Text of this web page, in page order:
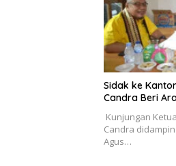
‎Sidak ke
Candra Beri
‎Kunjungan
Candra
Agus…